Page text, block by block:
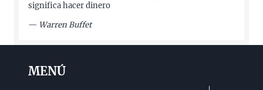
significa hacer dinero
— Warren Buffet
MENÚ